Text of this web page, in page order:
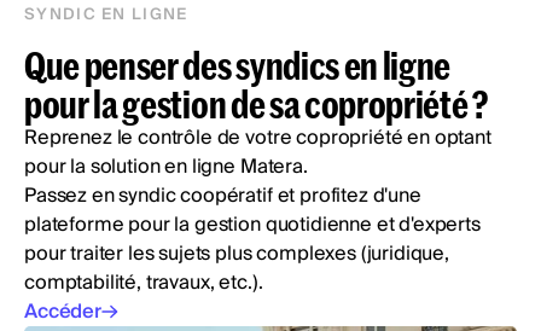
SYNDIC EN LIGNE
Que penser des syndics en ligne
pour la gestion de sa copropriété ?
Reprenez le contrôle de votre copropriété en optant
pour la solution en ligne Matera.
Passez en syndic coopératif et profitez d'une
plateforme pour la gestion quotidienne et d'experts
pour traiter les sujets plus complexes (juridique,
comptabilité, travaux, etc.).
Accéder